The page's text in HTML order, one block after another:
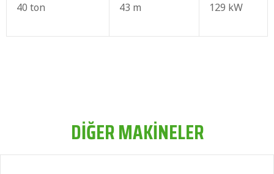
40 ton 43 m 129 kW
DİĞER MAKİNELER